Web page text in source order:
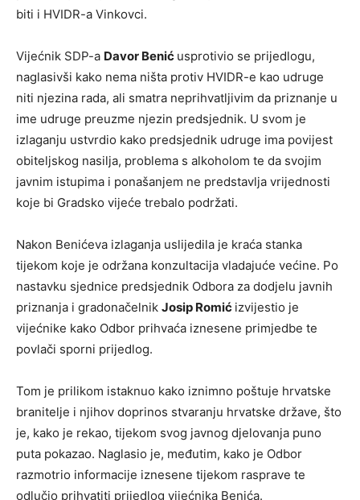
biti i HVIDR-a Vinkovci.
Vijećnik SDP-a Davor Benić usprotivio se prijedlogu,
naglasivši kako nema ništa protiv HVIDR-e kao udruge
niti njezina rada, ali smatra neprihvatljivim da priznanje u
ime udruge preuzme njezin predsjednik. U svom je
izlaganju ustvrdio kako predsjednik udruge ima povijest
obiteljskog nasilja, problema s alkoholom te da svojim
javnim istupima i ponašanjem ne predstavlja vrijednosti
koje bi Gradsko vijeće trebalo podržati.
Nakon Benićeva izlaganja uslijedila je kraća stanka
tijekom koje je održana konzultacija vladajuće većine. Po
nastavku sjednice predsjednik Odbora za dodjelu javnih
priznanja i gradonačelnik Josip Romić izvijestio je
vijećnike kako Odbor prihvaća iznesene primjedbe te
povlači sporni prijedlog.
Tom je prilikom istaknuo kako iznimno poštuje hrvatske
branitelje i njihov doprinos stvaranju hrvatske države, što
je, kako je rekao, tijekom svog javnog djelovanja puno
puta pokazao. Naglasio je, međutim, kako je Odbor
razmotrio informacije iznesene tijekom rasprave te
odlučio prihvatiti prijedlog vijećnika Benića.